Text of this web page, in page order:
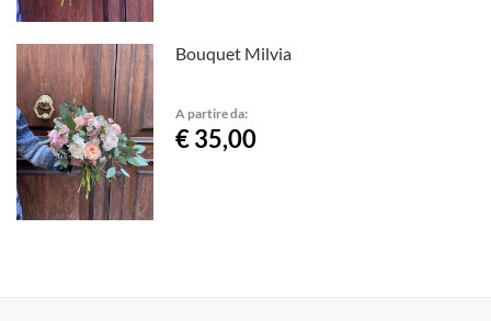
Bouquet Milvia
A partire da:
€ 35,00